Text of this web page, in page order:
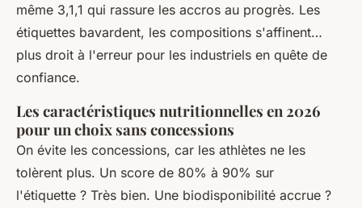
même 3,1,1 qui rassure les accros au progrès. Les
étiquettes bavardent, les compositions s'affinent…
plus droit à l'erreur pour les industriels en quête de
confiance.
Les caractéristiques nutritionnelles en 2026
pour un choix sans concessions
On évite les concessions, car les athlètes ne les
tolèrent plus. Un score de 80% à 90% sur
l'étiquette ? Très bien. Une biodisponibilité accrue ?